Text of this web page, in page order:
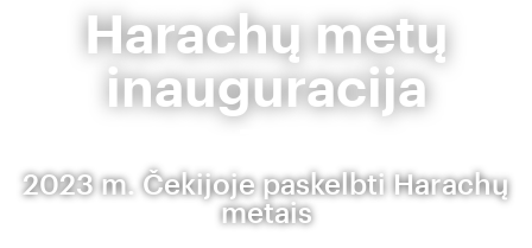
Harachų metų
inauguracija
2023 m. Čekijoje paskelbti Harachų
metais